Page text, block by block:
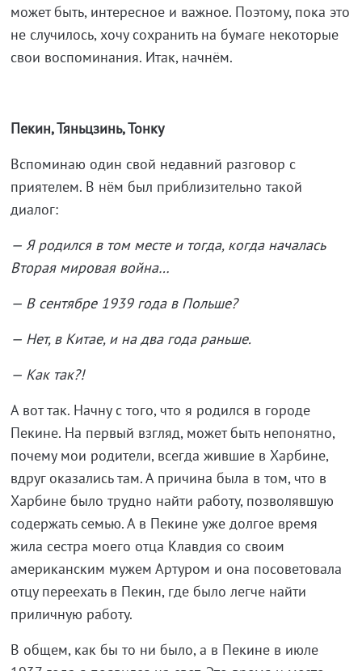
может быть, интересное и важное. Поэтому, пока это
не случилось, хочу сохранить на бумаге некоторые
свои воспоминания. Итак, начнём.
Пекин, Тяньцзинь, Тонку
Вспоминаю один свой недавний разговор с
приятелем. В нём был приблизительно такой
диалог:
— Я родился в том месте и тогда, когда началась
Вторая мировая война…
— В сентябре 1939 года в Польше?
— Нет, в Китае, и на два года раньше.
— Как так?!
А вот так. Начну с того, что я родился в городе
Пекине. На первый взгляд, может быть непонятно,
почему мои родители, всегда жившие в Харбине,
вдруг оказались там. А причина была в том, что в
Харбине было трудно найти работу, позволявшую
содержать семью. А в Пекине уже долгое время
жила сестра моего отца Клавдия со своим
американским мужем Артуром и она посоветовала
отцу переехать в Пекин, где было легче найти
приличную работу.
В общем, как бы то ни было, а в Пекине в июле